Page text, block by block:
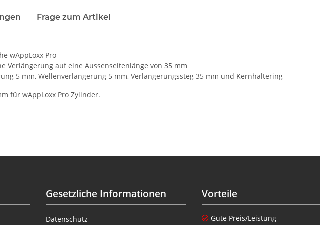
Frage zum Artikel
wAppLoxx Pro
Verlängerung auf eine Aussenseitenlänge von 35 mm
5 mm, Wellenverlängerung 5 mm, Verlängerungssteg 35 mm und Kernhaltering
für wAppLoxx Pro Zylinder.
Gesetzliche Informationen
Datenschutz
Vorteile
Gute Preis/Leistung